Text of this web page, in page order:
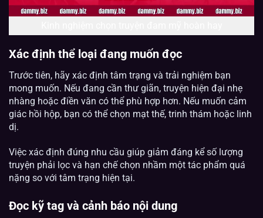
Xác định thể loại đang muốn đọc
Trước tiên, hãy xác định tâm trạng và trải nghiệm bạn
mong muốn. Nếu đang cần thư giãn, truyện hiện đại nhẹ
nhàng hoặc điền văn có thể phù hợp hơn. Nếu muốn cảm
giác hồi hộp, bạn có thể chọn mạt thế, trinh thám hoặc linh
dị.
Việc xác định đúng nhu cầu giúp giảm đáng kể số lượng
truyện phải lọc và hạn chế chọn nhầm một tác phẩm quá
nặng so với tâm trạng hiện tại.
Đọc kỹ tag và cảnh báo nội dung